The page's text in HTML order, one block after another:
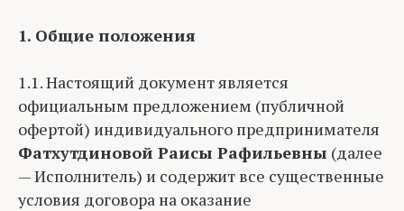
1. Общие положения
1.1. Настоящий документ является
официальным предложением (публичной
офертой) индивидуального предпринимателя
Фатхутдиновой Раисы Рафильевны (далее
— Исполнитель) и содержит все существенные
условия договора на оказание